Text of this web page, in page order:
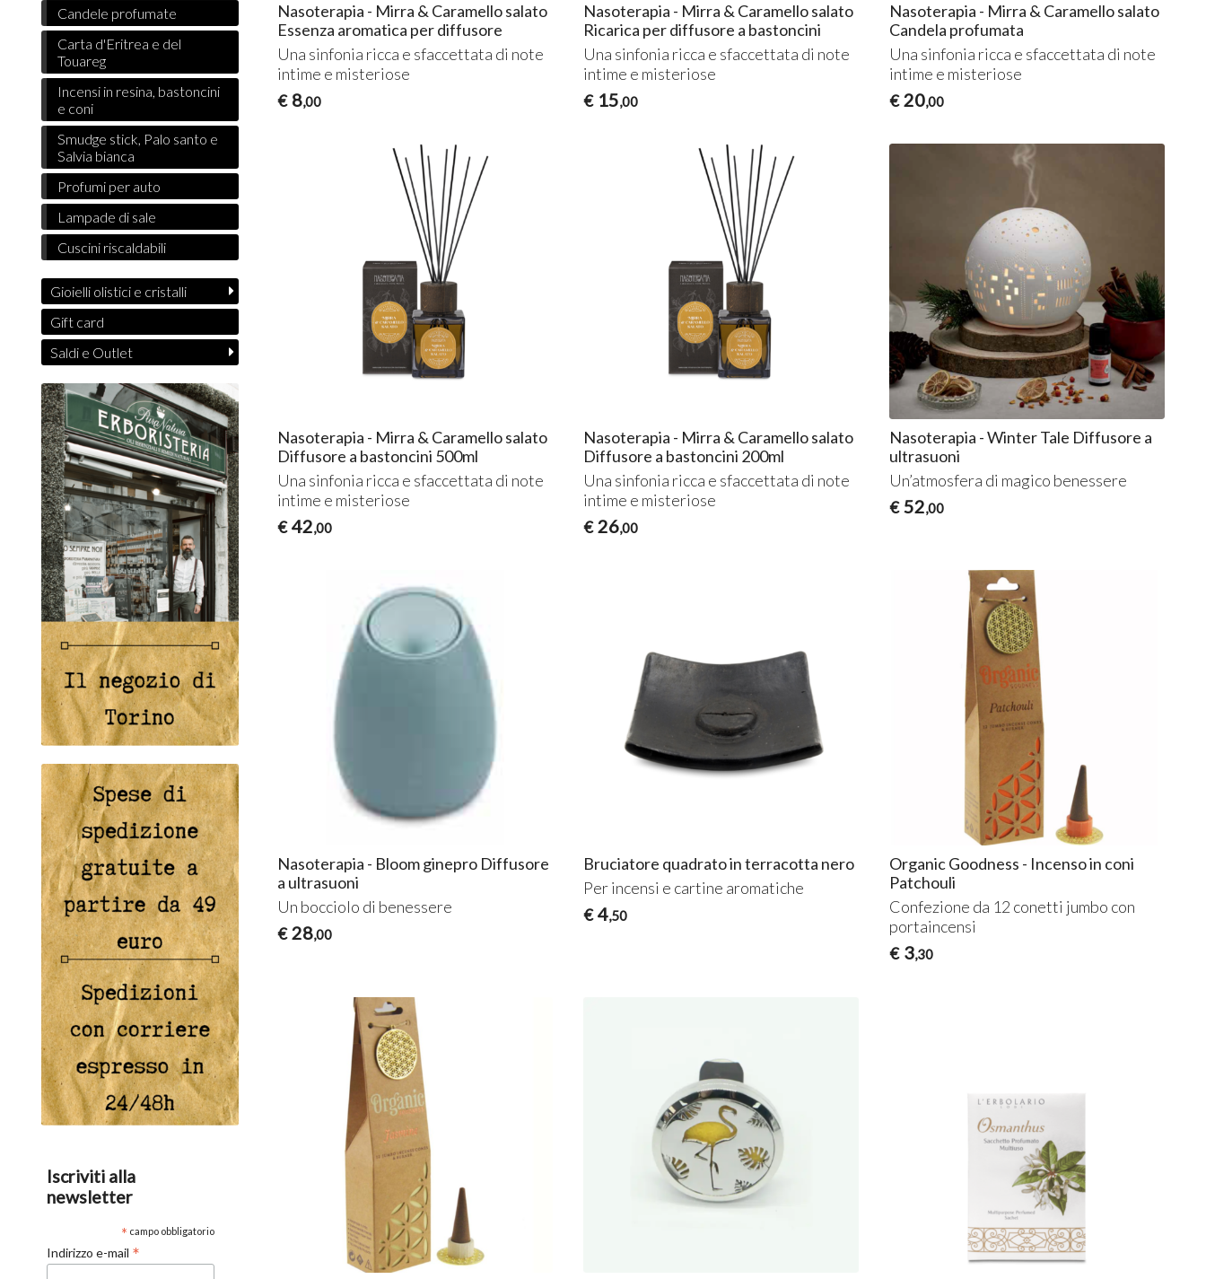
Nasoterapia - Mirra & Caramello salato
Essenza aromatica per diffusore
Una sinfonia ricca e sfaccettata di note
intime e misteriose
€ 8,00
Nasoterapia - Mirra & Caramello salato
Ricarica per diffusore a bastoncini
Una sinfonia ricca e sfaccettata di note
intime e misteriose
€ 15,00
Nasoterapia - Mirra & Caramello salato
Candela profumata
Una sinfonia ricca e sfaccettata di note
intime e misteriose
€ 20,00
Nasoterapia - Mirra & Caramello salato
Diffusore a bastoncini 500ml
Una sinfonia ricca e sfaccettata di note
intime e misteriose
€ 42,00
Nasoterapia - Mirra & Caramello salato
Diffusore a bastoncini 200ml
Una sinfonia ricca e sfaccettata di note
intime e misteriose
€ 26,00
Nasoterapia - Winter Tale Diffusore a
ultrasuoni
Un’atmosfera di magico benessere
€ 52,00
Nasoterapia - Bloom ginepro Diffusore
a ultrasuoni
Un bocciolo di benessere
€ 28,00
Bruciatore quadrato in terracotta nero
Per incensi e cartine aromatiche
€ 4,50
Organic Goodness - Incenso in coni
Patchouli
Confezione da 12 conetti jumbo con
portaincensi
€ 3,30
Candele profumate
Carta d'Eritrea e del
Touareg
Incensi in resina, bastoncini
e coni
Smudge stick, Palo santo e
Salvia bianca
Profumi per auto
Lampade di sale
Cuscini riscaldabili
Gioielli olistici e cristalli
Gift card
Saldi e Outlet
Iscriviti alla
newsletter
* campo obbligatorio
Indirizzo e-mail *